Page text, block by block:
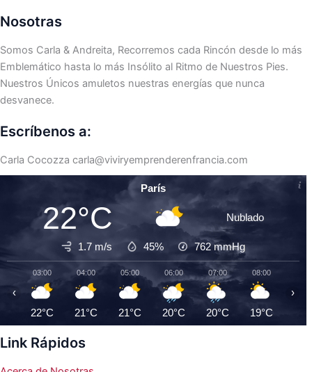
Nosotras
Somos Carla & Andreita, Recorremos cada Rincón desde lo más
Emblemático hasta lo más Insólito al Ritmo de Nuestros Pies.
Nuestros Únicos amuletos nuestras energías que nunca
desvanece.
Escríbenos a:
Carla Cocozza carla@viviryemprenderenfrancia.com
París
22°C Nublado
1.7 m/s 45% 762mmHg
03:00
22°C
04:00
21°C
05:00
21°C
06:00
20°C
07:00
20°C
08:00
19°C
‹ ›
Link Rápidos